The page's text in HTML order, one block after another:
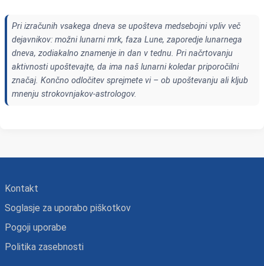
Pri izračunih vsakega dneva se upošteva medsebojni vpliv več
dejavnikov: možni lunarni mrk, faza Lune, zaporedje lunarnega
dneva, zodiakalno znamenje in dan v tednu. Pri načrtovanju
aktivnosti upoštevajte, da ima naš lunarni koledar priporočilni
značaj. Končno odločitev sprejmete vi – ob upoštevanju ali kljub
mnenju strokovnjakov-astrologov.
Kontakt
Soglasje za uporabo piškotkov
Pogoji uporabe
Politika zasebnosti